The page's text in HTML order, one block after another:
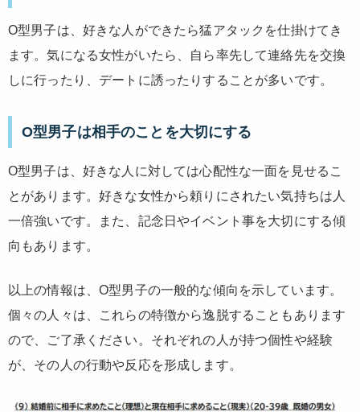
O型男子は、好きな人ができたら猛アタックを仕掛けてき
ます。気になる女性がいたら、自ら率先して連絡先を交換
しに行ったり、デートに誘ったりすることが多いです。
O型男子は相手のことを大切にする
O型男子は、好きな人に対しては心配性な一面を見せるこ
とがあります。好きな女性から頼りにされたい気持ちは人
一倍強いです。また、記念日やイベント事を大切にする傾
向もあります。
以上の情報は、O型男子の一般的な傾向を示しています。
個々の人々は、これらの特徴から逸脱することもあります
ので、ご了承ください。それぞれの人が持つ個性や経験
が、その人の行動や反応を形成します。